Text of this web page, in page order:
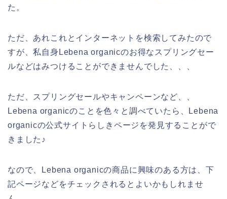
た。
ただ、あれこれとインターネットを検索してみたので
すが、私自身Lebena organicのお得なスプリングセー
ルなどはみつけることができませんでした、、、
ただ、スプリングセールやキャンペーンなど、、
Lebena organicのことを色々と調べていたら、Lebena
organicの公式サイトらしきページを発見することがで
きました♪
なので、Lebena organicの商品に興味のある方は、下
記ページなどをチェックされるとよいかもしれませ